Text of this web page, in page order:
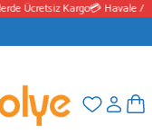
Ücretsiz Kargo💳 Havale /